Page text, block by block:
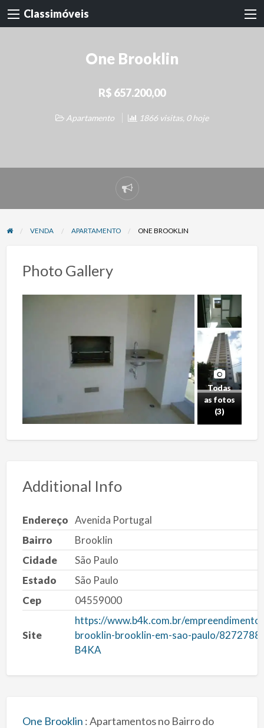
Classimóveis
One Brooklin
R$ 657.200,00
Apartamento 1866 visitas, 0 hoje
Denunciar
problema
VENDA APARTAMENTO ONE BROOKLIN
Photo Gallery
Todas
as fotos
(3)
Additional Info
Endereço Avenida Portugal
Bairro
Brooklin
Cidade
São Paulo
Estado
São Paulo
Cep
04559000
Site
https://www.b4k.com.br/
brooklin-brooklin-em-sao-paulo/8272788-
B4KA
One Brooklin : Apartamentos no Bairro do